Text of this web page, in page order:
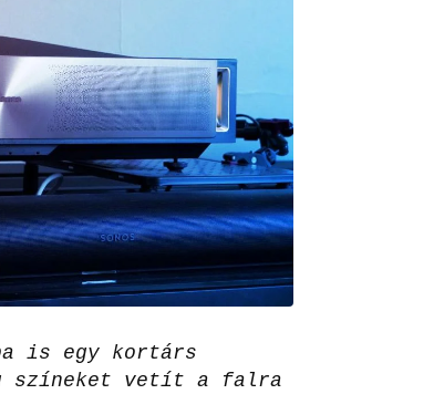
is egy kortárs
színeket vetít a falra